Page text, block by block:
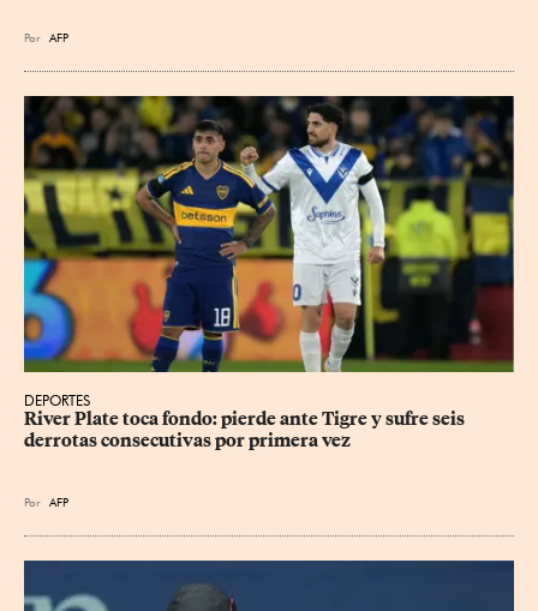
Por AFP
DEPORTES
River Plate toca fondo: pierde ante Tigre y sufre seis
derrotas consecutivas por primera vez
Por AFP